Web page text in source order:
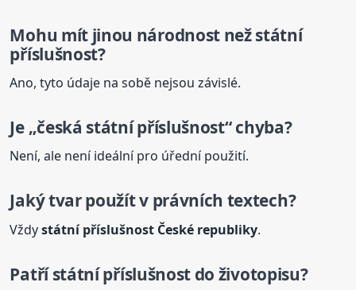
Mohu mít jinou národnost nežstátní
příslušnost?
Ano, tyto údaje na sobě nejsou závislé.
Je „česká státnípříslušnost“ chyba?
Není, ale není ideální pro úřední použití.
Jaký tvar použít v právních textech?
Vždystátní příslušnost České republiky.
Patřístátnípříslušnost do životopisu?